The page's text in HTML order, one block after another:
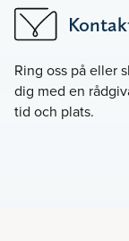
Ring oss påeller
dig med en
tid och plats.